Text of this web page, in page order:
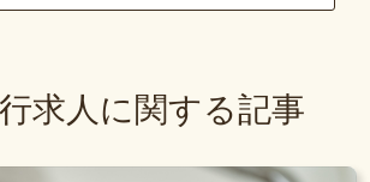
求人に関する記事